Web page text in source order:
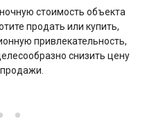
стоимость объекта
продать или купить,
привлекательность,
снизить цену